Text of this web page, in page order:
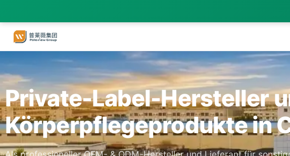
Private-Label-Hersteller
Körperpflegeprodukte in